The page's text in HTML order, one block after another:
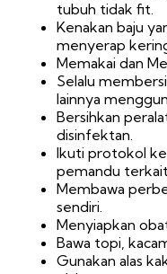
tubuh tidak fit.
Kenakan baju
menyerap
Memakai dan
Selalu
lainnya
Bersihkan
disinfektan.
Ikuti protokol
pemandu
Membawa
sendiri.
Menyiapkan
Bawa topi,
Gunakan alas